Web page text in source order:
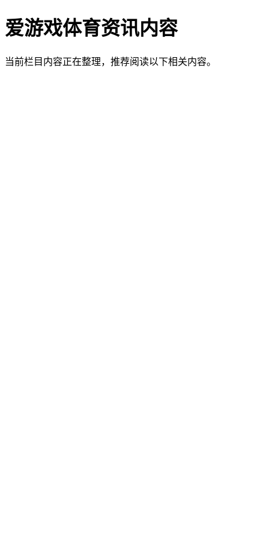
爱游戏体育资讯内容
当前栏目内容正在整理，推荐阅读以下相关内容。